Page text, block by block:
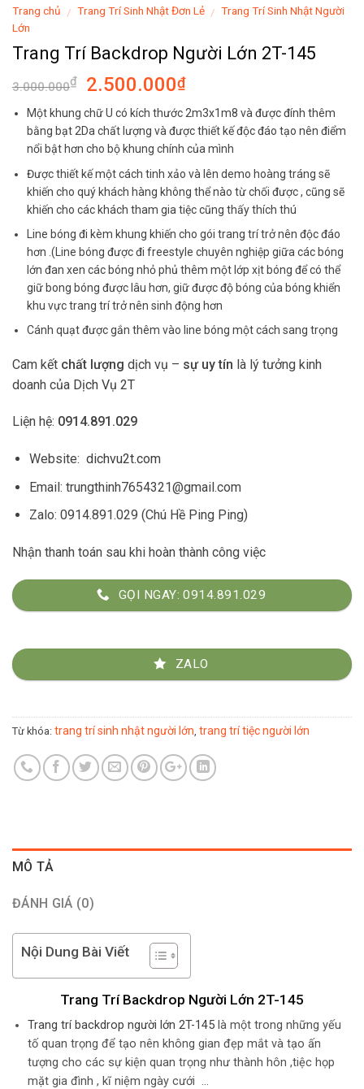
Trang chủ / Trang Trí Sinh Nhật Đơn Lẻ / Trang Trí Sinh Nhật Người
Lớn
Trang Trí Backdrop Người Lớn 2T-145
3.000.000₫
Original
price
was:
3.000.000₫.
2.500.000₫Current
price
is:
2.500.000₫.
Một khung chữ U có kích thước 2m3x1m8 và được đính thêm
bằng bạt 2Da chất lượng và được thiết kế độc đáo tạo nên điểm
nổi bật hơn cho bộ khung chính của mình
Được thiết kế một cách tinh xảo và lên demo hoàng tráng sẽ
khiến cho quý khách hàng không thể nào từ chối được , cũng sẽ
khiến cho các khách tham gia tiệc cũng thấy thích thú
Line bóng đi kèm khung khiến cho gói trang trí trở nên độc đáo
hơn .(Line bóng được đi freestyle chuyên nghiệp giữa các bóng
lớn đan xen các bóng nhỏ phủ thêm một lớp xịt bóng để có thể
giữ bong bóng được lâu hơn, giữ được độ bóng của bóng khiển
khu vực trang trí trở nên sinh động hơn
Cánh quạt được gắn thêm vào line bóng một cách sang trọng
Cam kết chất lượng dịch vụ – sự uy tín là lý tưởng kinh
doanh của Dịch Vụ 2T
Liện hệ: 0914.891.029
Website: dichvu2t.com
Email: trungthinh7654321@gmail.com
Zalo: 0914.891.029 (Chú Hề Ping Ping)
Nhận thanh toán sau khi hoàn thành công việc
GỌI NGAY: 0914.891.029
ZALO
Từ khóa: trang trí sinh nhật người lớn, trang trí tiệc người lớn
MÔ TẢ
ĐÁNH GIÁ (0)
Nội Dung Bài Viết
Trang Trí Backdrop Người Lớn 2T-145
Trang trí backdrop người lớn 2T-145là một trong những yếu
tố quan trọng để tạo nên không gian đẹp mắt và tạo ấn
tượng cho các sự kiện quan trọng như thành hôn ,tiệc họp
mặt gia đình , kĩ niệm ngày cưới …